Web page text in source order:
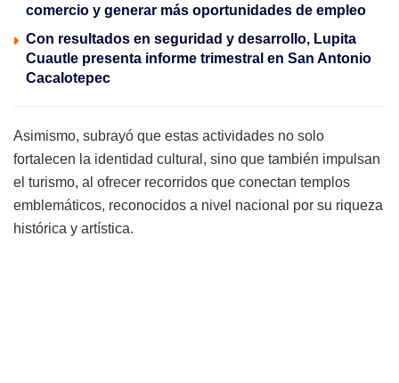
comercio y generar más oportunidades de empleo
Con resultados en seguridad y desarrollo, Lupita
Cuautle presenta informe trimestral en San Antonio
Cacalotepec
Asimismo, subrayó que estas actividades no solo
fortalecen la identidad cultural, sino que también impulsan
el turismo, al ofrecer recorridos que conectan templos
emblemáticos, reconocidos a nivel nacional por su riqueza
histórica y artística.